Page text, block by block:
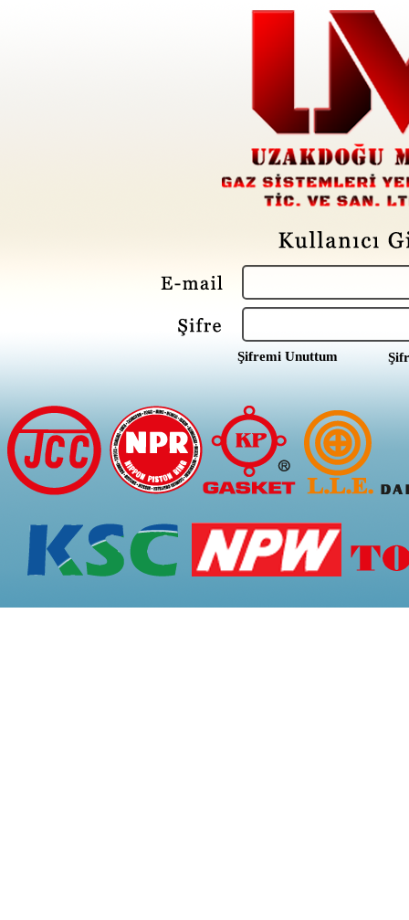
Şifremi Unuttum